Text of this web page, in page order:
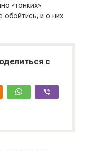
«тонких»
обойтись, и о них
с